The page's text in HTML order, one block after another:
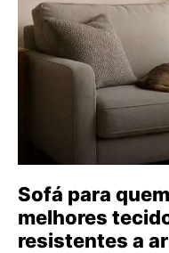
Sofá para
melhores
resistentes a